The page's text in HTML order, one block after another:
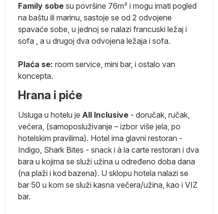
Family sobe su površine 76m² i mogu imati pogled
na baštu ili marinu, sastoje se od 2 odvojene
spavaće sobe, u jednoj se nalazi francuski ležaj i
sofa , a u drugoj dva odvojena ležaja i sofa.
Plaća se: room service, mini bar, i ostalo van
koncepta.
Hrana i piće
Usluga u hotelu je All Inclusive - doručak, ručak,
večera, (samoposluživanje – izbor više jela, po
hotelskim pravilima). Hotel ima glavni restoran -
Indigo, Shark Bites - snack i à la carte restoran i dva
bara u kojima se služi užina u određeno doba dana
(na plaži i kod bazena). U sklopu hotela nalazi se
bar 50 u kom se služi kasna večera/užina, kao i VIZ
bar.